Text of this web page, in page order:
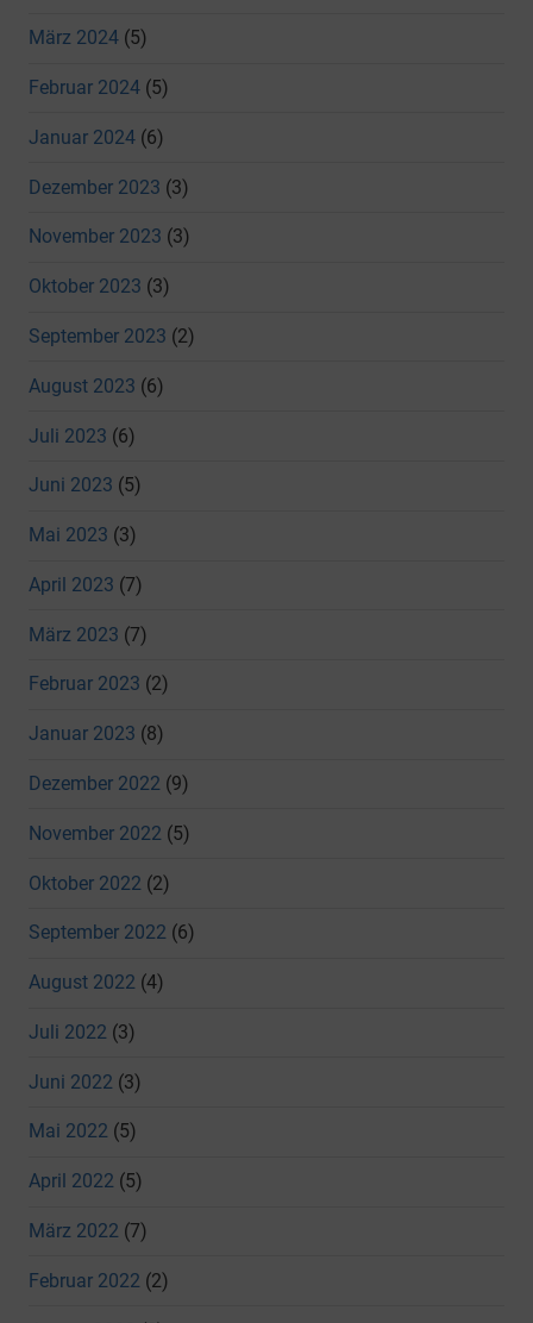
März 2024 (5)
Februar 2024 (5)
Januar 2024 (6)
Dezember 2023 (3)
November 2023 (3)
Oktober 2023 (3)
September 2023 (2)
August 2023 (6)
Juli 2023 (6)
Juni 2023 (5)
Mai 2023 (3)
April 2023 (7)
März 2023 (7)
Februar 2023 (2)
Januar 2023 (8)
Dezember 2022 (9)
November 2022 (5)
Oktober 2022 (2)
September 2022 (6)
August 2022 (4)
Juli 2022 (3)
Juni 2022 (3)
Mai 2022 (5)
April 2022 (5)
März 2022 (7)
Februar 2022 (2)